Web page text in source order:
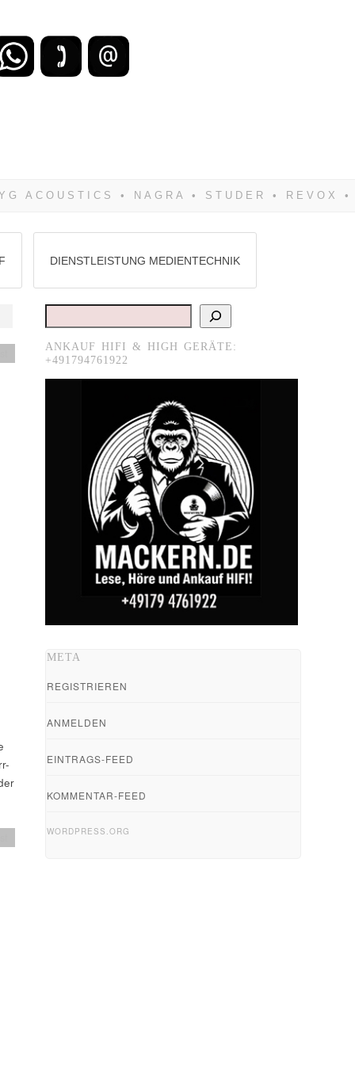
DIENSTLEISTUNG MEDIENTECHNIK
Suchen
ANKAUF HIFI & HIGH GERÄTE:
+491794761922
META
REGISTRIEREN
ANMELDEN
EINTRAGS-FEED
KOMMENTAR-FEED
WORDPRESS.ORG